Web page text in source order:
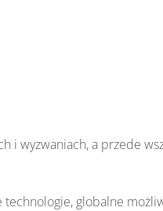
i wyzwaniach, a przede
technologie, globalne